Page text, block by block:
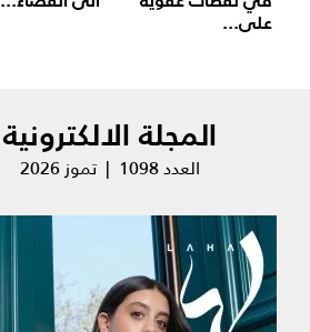
على...
المجلة الالكترونية
العدد 1098 | تموز 2026